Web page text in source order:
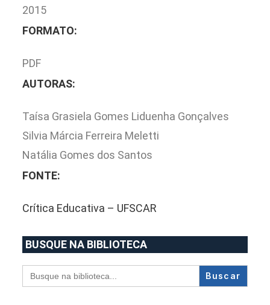
2015
FORMATO:
PDF
AUTORAS:
Taísa Grasiela Gomes Liduenha Gonçalves
Silvia Márcia Ferreira Meletti
Natália Gomes dos Santos
FONTE:
Crítica Educativa – UFSCAR
BUSQUE NA BIBLIOTECA
Search
for: